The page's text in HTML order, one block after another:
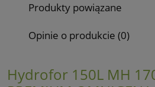
Produkty powiązane
Opinie o produkcie (0)
Hydrofor 150L MH